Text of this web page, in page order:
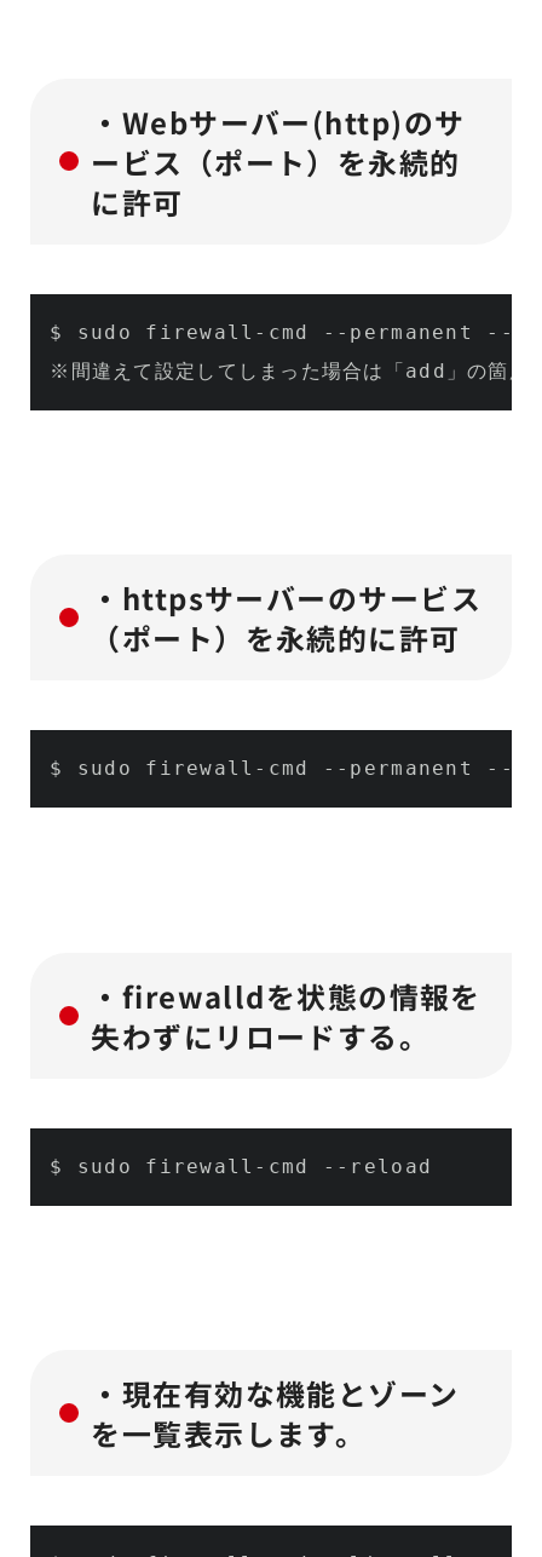
・Webサーバー(http)のサ
ービス（ポート）を永続的
に許可
$ sudo firewall-cmd --permanent
--
※間違えて設定してしまった場合は「add」の箇
・httpsサーバーのサービス
（ポート）を永続的に許可
$ sudo firewall-cmd --permanent --
・firewalldを状態の情報を
失わずにリロードする。
$ sudo firewall-cmd --reload
・現在有効な機能とゾーン
を一覧表示します。